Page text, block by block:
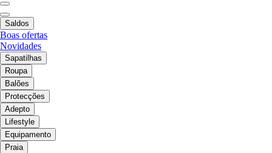
Saldos
Boas ofertas
Novidades
Sapatilhas
Roupa
Balões
Protecções
Adepto
Lifestyle
Equipamento
Praia